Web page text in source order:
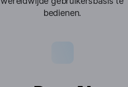
bedienen.